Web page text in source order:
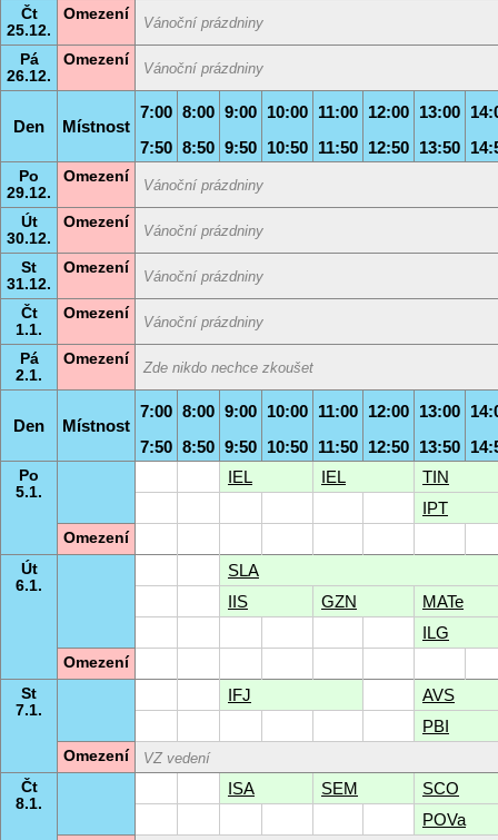
Čt
25.12.
Omezení
Vánoční prázdniny
Pá
26.12.
Omezení
Vánoční prázdniny
Den Místnost
7:00 8:00 9:00 10:00 11:00 12:00 13:00
7:50 8:50 9:50 10:50 11:50 12:50 13:50
Po
29.12.
Omezení
Vánoční prázdniny
Út
30.12.
Omezení
Vánoční prázdniny
St
31.12.
Omezení
Vánoční prázdniny
Čt
1.1.
Omezení
Vánoční prázdniny
Pá
2.1.
Omezení
Zde nikdo nechce zkoušet
Den Místnost
7:00 8:00 9:00 10:00 11:00 12:00 13:00
7:50 8:50 9:50 10:50 11:50 12:50 13:50
Po
5.1.
IEL IEL
TIN
IPT
Omezení
Út
6.1.
SLA
IIS
GZN
MATe
ILG
Omezení
St
7.1.
IFJ
AVS
PBI
Omezení
VZ vedení
Čt
8.1.
ISA SEM
SCO
POVa